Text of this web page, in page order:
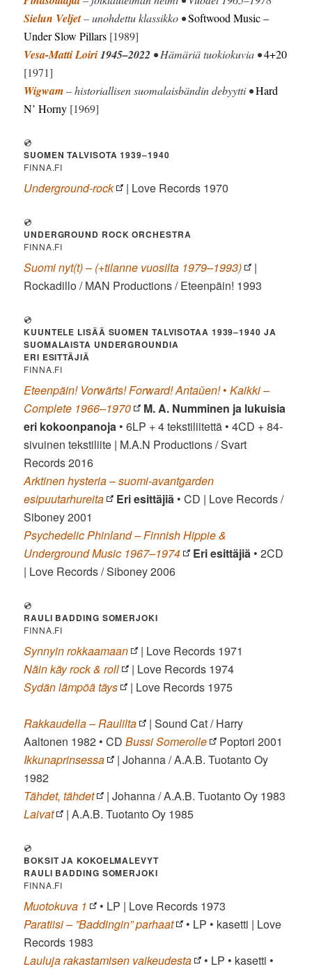
Sielun Veljet– unohdettu klassikko •Softwood Music –
Under Slow Pillars [1989]
Vesa-Matti Loiri1945–2022 • Hämäriä tuokiokuvia •4+20
[1971]
Wigwam– historiallisen suomalaisbändin debyytti •Hard
N’ Horny [1969]
💿
SUOMEN TALVISOTA 1939–1940
FINNA.FI
Underground-rock | Love Records 1970
💿
UNDERGROUND ROCK ORCHESTRA
FINNA.FI
Suomi nyt(t) – (+tilanne vuosilta 1979–1993)
|
Rockadillo / MAN Productions / Eteenpäin! 1993
💿
KUUNTELE LISÄÄ SUOMEN TALVISOTAA 1939–1940 JA
SUOMALAISTA UNDERGROUNDIA
ERI ESITTÄJIÄ
FINNA.FI
Eteenpäin! Vorwärts! Forward! Antaǔen!•Kaikki –
Complete 1966–1970
M. A. Numminen ja lukuisia
eri kokoonpanoja • 6LP + 4 tekstiliitettä • 4CD + 84-
sivuinen tekstiliite | M.A.N Productions / Svart
Records 2016
Arktinen hysteria – suomi-avantgarden
esipuutarhureita
Eri esittäjiä • CD | Love Records /
Siboney 2001
Psychedelic Phinland – Finnish Hippie &
Underground Music 1967–1974
Eri esittäjiä • 2CD
| Love Records / Siboney 2006
💿
RAULI BADDING SOMERJOKI
FINNA.FI
Synnyin rokkaamaan
| Love Records 1971
Näin käy rock & roll
| Love Records 1974
Sydän lämpöä täys
| Love Records 1975
Rakkaudella – Raulilta
| Sound Cat / Harry
Aaltonen 1982 • CDBussi Somerolle
Poptori 2001
Ikkunaprinsessa
| Johanna / A.A.B. Tuotanto Oy
1982
Tähdet, tähdet
| Johanna / A.A.B. Tuotanto Oy 1983
Laivat
| A.A.B. Tuotanto Oy 1985
💿
BOKSIT JA KOKOELMALEVYT
RAULI BADDING SOMERJOKI
FINNA.FI
Muotokuva 1
• LP | Love Records 1973
Paratiisi – ”Baddingin” parhaat
• LP • kasetti | Love
Records 1983
Lauluja rakastamisen vaikeudesta
• LP • kasetti •